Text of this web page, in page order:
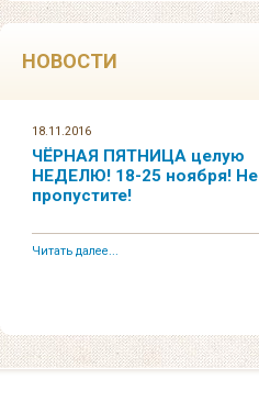
НОВОСТИ
18.11.2016
ЧЁРНАЯ ПЯТНИЦА целую
НЕДЕЛЮ! 18-25 ноября! Не
пропустите!
Читать далее...